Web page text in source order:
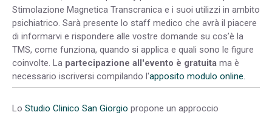
Stimolazione Magnetica Transcranica e i suoi utilizzi in ambito
psichiatrico. Sarà presente lo staff medico che avrà il piacere
di informarvi e rispondere alle vostre domande su cos’è la
TMS, come funziona, quando si applica e quali sono le figure
coinvolte. La partecipazione all'evento è gratuita ma è
necessario iscriversi compilando l'apposito modulo online.
Lo Studio Clinico San Giorgio propone un approccio